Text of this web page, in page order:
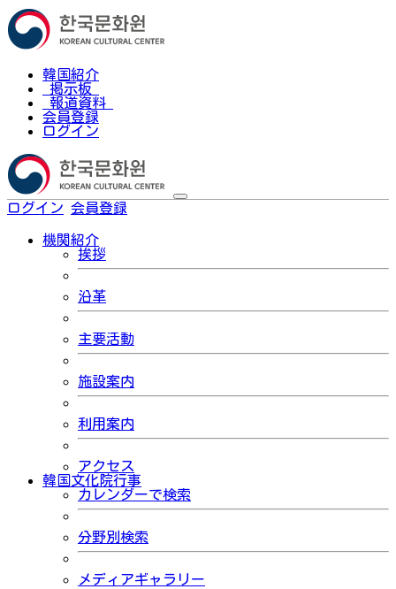
韓国紹介
掲示板
報道資料
会員登録
ログイン
ログイン 会員登録
機関紹介
挨拶
沿革
主要活動
施設案内
利用案内
アクセス
韓国文化院行事
カレンダーで検索
分野別検索
メディアギャラリー